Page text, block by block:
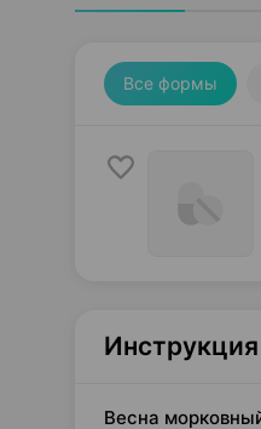
Все формы
Инструкция
Весна